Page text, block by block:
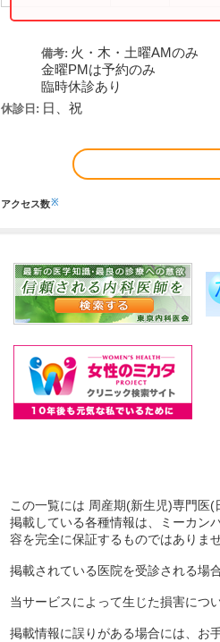
備考: 火・木・土曜AMのみ
金曜PMは予約のみ
臨時休診あり
休診日: 日、祝
アクセス数※
この一覧には 周産期(新生児)専門医(
掲載している各種情報は、ミーカン
容を完全に保証するものではありませ
掲載されている医院を受診される場
当サービスによって生じた損害につ
掲載情報に誤りがある場合には、お